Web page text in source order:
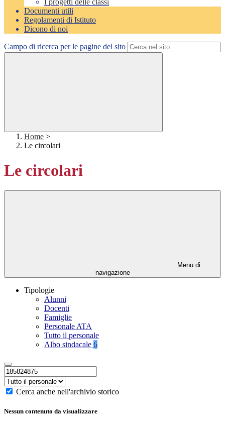
I progetti delle classi
Documenti utili
Regolamenti di Istituto
Dicono di noi
Campo di ricerca per le pagine del sito
Home >
Le circolari
Le circolari
Menu di
navigazione
Tipologie
Alunni
Docenti
Famiglie
Personale ATA
Tutto il personale
Albo sindacale 6
Cerca anche nell'archivio storico
Nessun contenuto da visualizzare